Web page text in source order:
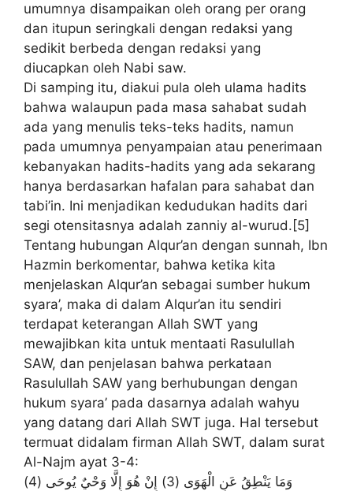
umumnya disampaikan oleh orang per orang
dan itupun seringkali dengan redaksi yang
sedikit berbeda dengan redaksi yang
diucapkan oleh Nabi saw.
Di samping itu, diakui pula oleh ulama hadits
bahwa walaupun pada masa sahabat sudah
ada yang menulis teks-teks hadits, namun
pada umumnya penyampaian atau penerimaan
kebanyakan hadits-hadits yang ada sekarang
hanya berdasarkan hafalan para sahabat dan
tabi’in. Ini menjadikan kedudukan hadits dari
segi otensitasnya adalah zanniy al-wurud.[5]
Tentang hubungan Alqur’an dengan sunnah, Ibn
Hazmin berkomentar, bahwa ketika kita
menjelaskan Alqur’an sebagai sumber hukum
syara’, maka di dalam Alqur’an itu sendiri
terdapat keterangan Allah SWT yang
mewajibkan kita untuk mentaati Rasulullah
SAW, dan penjelasan bahwa perkataan
Rasulullah SAW yang berhubungan dengan
hukum syara’ pada dasarnya adalah wahyu
yang datang dari Allah SWT juga. Hal tersebut
termuat didalam firman Allah SWT, dalam surat
Al-Najm ayat 3-4:
وَمَا يَنْطِقُ عَنِ الْهَوَى (3) إِنْ هُوَ إِلَّا وَحْيٌ يُوحَى (4)